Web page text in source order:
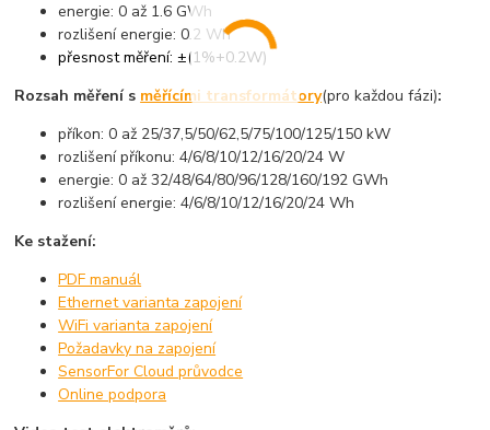
energie: 0 až 1.6 GWh
rozlišení energie: 0.2 Wh
přesnost měření: ±(1%+0.2W)
Rozsah měření s měřícími transformátory(pro každou fázi):
příkon: 0 až 25/37,5/50/62,5/75/100/125/150 kW
rozlišení příkonu: 4/6/8/10/12/16/20/24 W
energie: 0 až 32/48/64/80/96/128/160/192 GWh
rozlišení energie: 4/6/8/10/12/16/20/24 Wh
Ke stažení:
PDF manuál
Ethernet varianta zapojení
WiFi varianta zapojení
Požadavky na zapojení
SensorFor Cloud průvodce
Online podpora